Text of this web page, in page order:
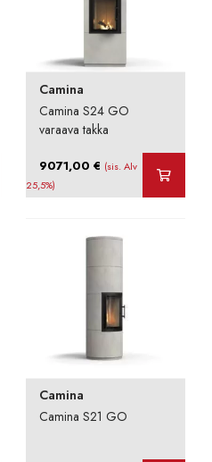
Camina
Camina S24 GO
varaava takka
9071,00€ (sis. Alv
25,5%)
Camina
Camina S21 GO